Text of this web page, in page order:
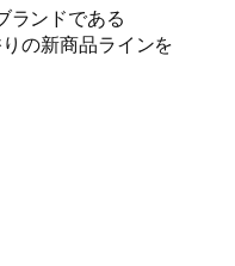
ランドである
の新商品ラインを